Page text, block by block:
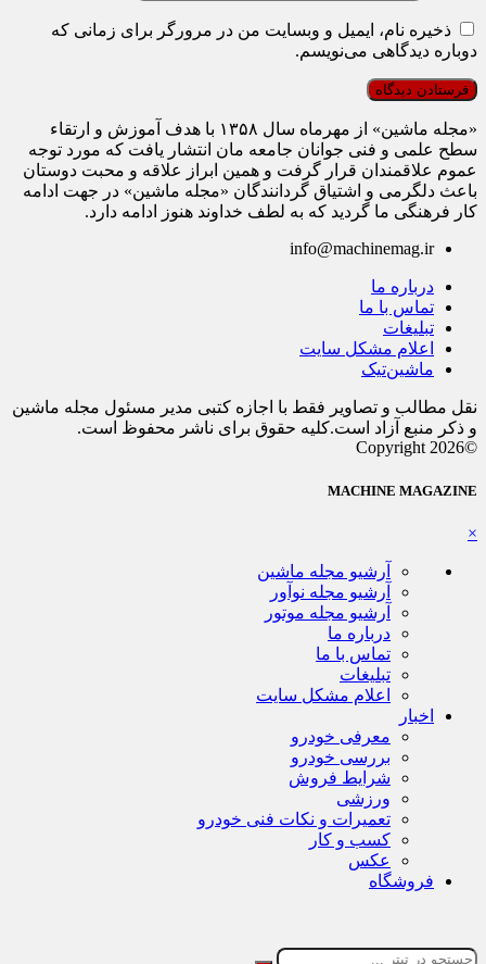
ذخیره نام، ایمیل و وبسایت من در مرورگر برای زمانی که
دوباره دیدگاهی می‌نویسم.
«مجله ماشین» از مهرماه سال ۱۳۵۸ با هدف آموزش و ارتقاء
سطح علمی و فنی جوانان جامعه مان انتشار یافت که مورد توجه
عموم علاقمندان قرار گرفت و همین ابراز علاقه و محبت دوستان
باعث دلگرمی و اشتیاق گردانندگان «مجله ماشین» در جهت ادامه
کار فرهنگی ما گردید که به لطف خداوند هنوز ادامه دارد.
info@machinemag.ir
درباره ما
تماس با ما
تبلیغات
اعلام مشکل سایت
ماشین‌تیک
نقل مطالب و تصاویر فقط با اجازه کتبی مدیر مسئول مجله ماشین
و ذکر منبع آزاد است.کلیه حقوق برای ناشر محفوظ است.
©Copyright 2026
MACHINE MAGAZINE
×
آرشیو مجله ماشین
آرشیو مجله نوآور
آرشیو مجله موتور
درباره ما
تماس با ما
تبلیغات
اعلام مشکل سایت
اخبار
معرفی خودرو
بررسی خودرو
شرایط فروش
ورزشی
تعمیرات و نکات فنی خودرو
کسب و کار
عکس
فروشگاه